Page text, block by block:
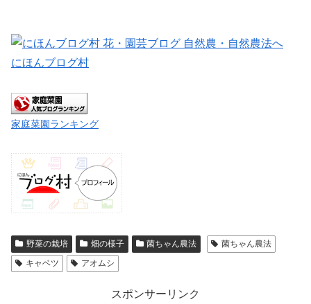
にほんブログ村
家庭菜園ランキング
野菜の栽培 畑の様子 菌ちゃん農法
菌ちゃん農法
キャベツ
アオムシ
スポンサーリンク